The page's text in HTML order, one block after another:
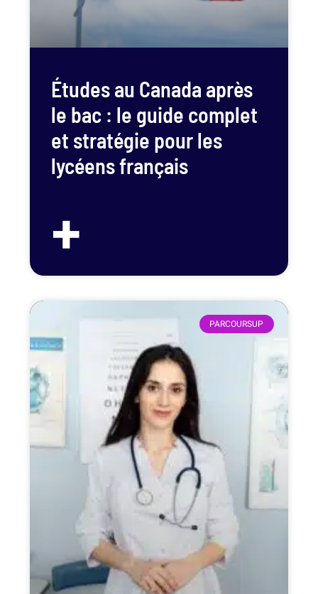
Études au Canada après
le bac : le guide complet
et stratégie pour les
lycéens français
+
PARCOURSUP